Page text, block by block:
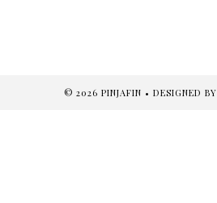
© 2026 PINJAFIN • DESIGNED BY